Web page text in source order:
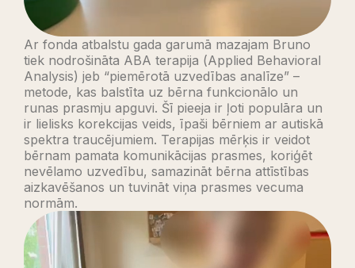
Ar fonda atbalstu gada garumā mazajam Bruno
tiek nodrošināta ABA terapija (Applied Behavioral
Analysis) jeb “piemērotā uzvedības analīze” –
metode, kas balstīta uz bērna funkcionālo un
runas prasmju apguvi. Šī pieeja ir ļoti populāra un
ir lielisks korekcijas veids, īpaši bērniem ar autiskā
spektra traucējumiem. Terapijas mērķis ir veidot
bērnam pamata komunikācijas prasmes, koriģēt
nevēlamo uzvedību, samazināt bērna attīstības
aizkavēšanos un tuvināt viņa prasmes vecuma
normām.